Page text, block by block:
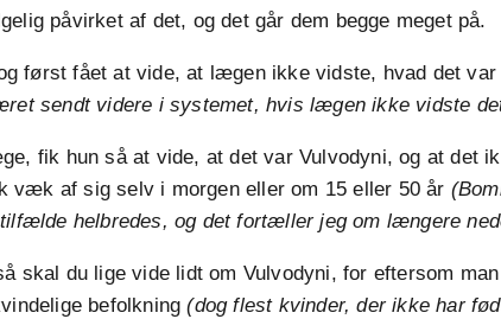
påvirket af det, og det går dem begge meget på.
først fået at vide, at lægen ikke vidste, hvad det
sendt videre i systemet, hvis lægen ikke vidste
fik hun så at vide, at det var Vulvodyni, og at det
væk af sig selv i morgen eller om 15 eller 50 år
helbredes, og det fortæller jeg om længere
skal du lige vide lidt om Vulvodyni, for eftersom
befolkning (dog flest kvinder, der ikke har